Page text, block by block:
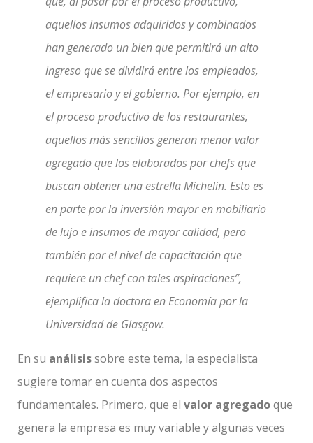
aquellos insumos adquiridos y combinados
han generado un bien que permitirá un alto
ingreso que se dividirá entre los empleados,
el empresario y el gobierno. Por ejemplo, en
el proceso productivo de los restaurantes,
aquellos más sencillos generan menor valor
agregado que los elaborados por chefs que
buscan obtener una estrella Michelin. Esto es
en parte por la inversión mayor en mobiliario
de lujo e insumos de mayor calidad, pero
también por el nivel de capacitación que
requiere un chef con tales aspiraciones”,
ejemplifica la doctora en Economía por la
Universidad de Glasgow.
En su análisissobre este tema, la especialista
sugiere tomar en cuenta dos aspectos
fundamentales. Primero, que el valor agregadoque
genera la empresa es muy variable y algunas veces